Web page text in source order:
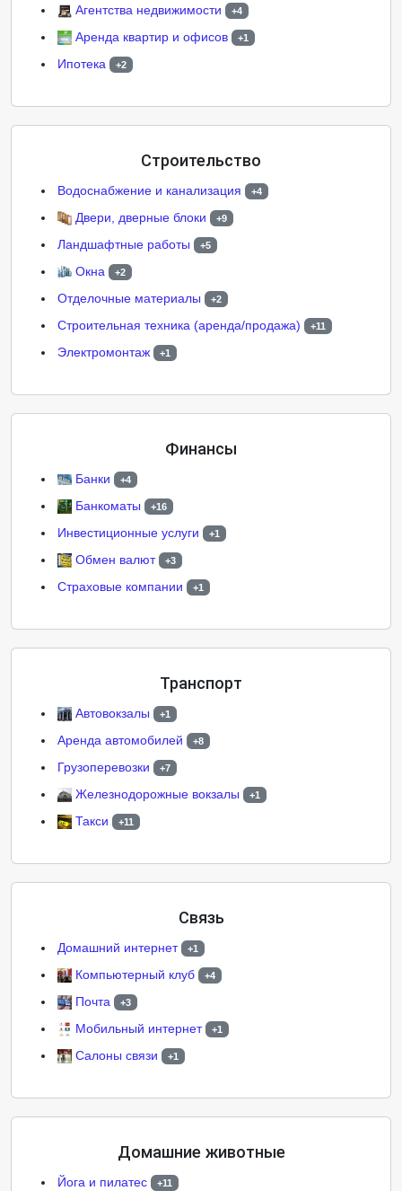
Агентства недвижимости +4
Аренда квартир и офисов +1
Ипотека +2
Строительство
Водоснабжение и канализация +4
Двери, дверные блоки +9
Ландшафтные работы +5
Окна +2
Отделочные материалы +2
Строительная техника (аренда/продажа) +11
Электромонтаж +1
Финансы
Банки +4
Банкоматы +16
Инвестиционные услуги +1
Обмен валют +3
Страховые компании +1
Транспорт
Автовокзалы +1
Аренда автомобилей +8
Грузоперевозки +7
Железнодорожные вокзалы +1
Такси +11
Связь
Домашний интернет +1
Компьютерный клуб +4
Почта +3
Мобильный интернет +1
Салоны связи +1
Домашние животные
Йога и пилатес +11